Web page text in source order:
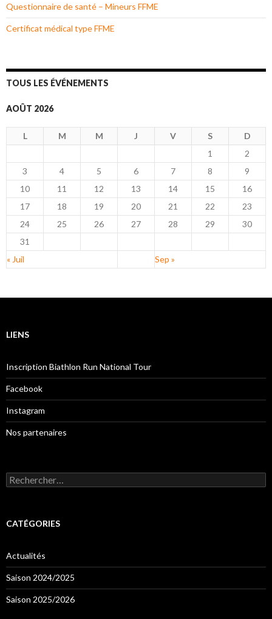
Questionnaire de santé – Mineurs FFME
Certificat médical type FFME
TOUS LES ÉVÉNEMENTS
AOÛT 2026
L M M J V S
D
1
2
3
4 5 6 7 8
9
10
11 12 13 14 15
16
17
18 19 20 21 22
23
24
25 26 27 28 29
30
31
« Juil
Sep »
LIENS
Inscription Biathlon Run National Tour
Facebook
Instagram
Nos partenaires
Rechercher :
CATÉGORIES
Actualités
Saison 2024/2025
Saison 2025/2026